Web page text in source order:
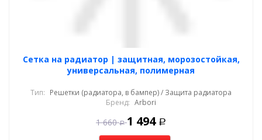
Cетка на радиатор | защитная, морозостойкая,
универсальная, полимерная
Тип: Решетки (радиатора, в бампер) / Защита радиатора
Бренд: Arbori
1 660 Р 1 494 Р